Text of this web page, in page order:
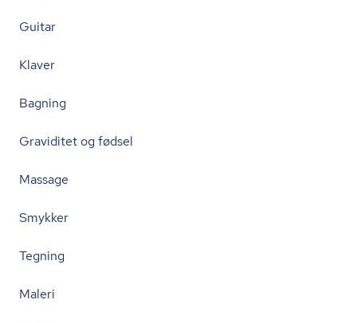
Guitar
Klaver
Bagning
Graviditet og fødsel
Massage
Smykker
Tegning
Maleri